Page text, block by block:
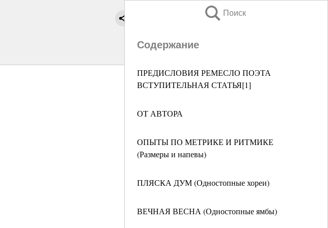
Поиск
Содержание
ПРЕДИСЛОВИЯ РЕМЕСЛО ПОЭТА
ВСТУПИТЕЛЬНАЯ СТАТЬЯ[1]
ОТ АВТОРА
ОПЫТЫ ПО МЕТРИКЕ И РИТМИКЕ
(Размеры и напевы)
ПЛЯСКА ДУМ (Одностопные хореи)
ВЕЧНАЯ ВЕСНА (Одностопные ямбы)